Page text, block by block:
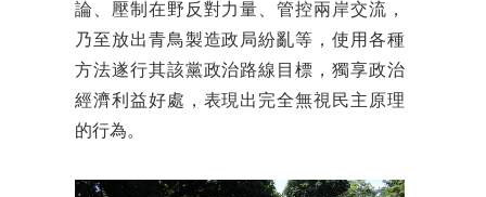
論、壓制在野反對力量、管控兩岸交流，
乃至放出青鳥製造政局紛亂等，使用各種
方法遂行其該黨政治路線目標，獨享政治
經濟利益好處，表現出完全無視民主原理
的行為。